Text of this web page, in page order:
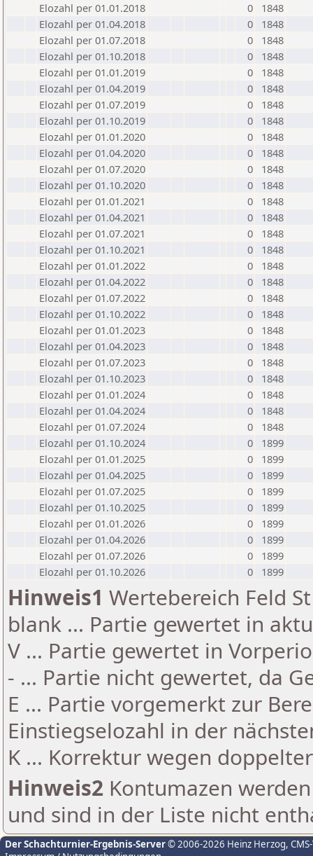
Elozahl per 01.01.2018
0
1848
Elozahl per 01.04.2018
0
1848
Elozahl per 01.07.2018
0
1848
Elozahl per 01.10.2018
0
1848
Elozahl per 01.01.2019
0
1848
Elozahl per 01.04.2019
0
1848
Elozahl per 01.07.2019
0
1848
Elozahl per 01.10.2019
0
1848
Elozahl per 01.01.2020
0
1848
Elozahl per 01.04.2020
0
1848
Elozahl per 01.07.2020
0
1848
Elozahl per 01.10.2020
0
1848
Elozahl per 01.01.2021
0
1848
Elozahl per 01.04.2021
0
1848
Elozahl per 01.07.2021
0
1848
Elozahl per 01.10.2021
0
1848
Elozahl per 01.01.2022
0
1848
Elozahl per 01.04.2022
0
1848
Elozahl per 01.07.2022
0
1848
Elozahl per 01.10.2022
0
1848
Elozahl per 01.01.2023
0
1848
Elozahl per 01.04.2023
0
1848
Elozahl per 01.07.2023
0
1848
Elozahl per 01.10.2023
0
1848
Elozahl per 01.01.2024
0
1848
Elozahl per 01.04.2024
0
1848
Elozahl per 01.07.2024
0
1848
Elozahl per 01.10.2024
0
1899
Elozahl per 01.01.2025
0
1899
Elozahl per 01.04.2025
0
1899
Elozahl per 01.07.2025
0
1899
Elozahl per 01.10.2025
0
1899
Elozahl per 01.01.2026
0
1899
Elozahl per 01.04.2026
0
1899
Elozahl per 01.07.2026
0
1899
Elozahl per 01.10.2026
0 1899
Hinweis1 Wertebereich Feld
blank ... Partie gewertet in
V ... Partie gewertet in
- ... Partie nicht gewertet, da
E ... Partie vorgemerkt zur
Einstiegselozahl in der
K ... Korrektur wegen
Hinweis2 Kontumazen
und sind in der Liste nicht
Der Schachturnier-Ergebnis-Server© 2006-2026 Heinz Herzog,